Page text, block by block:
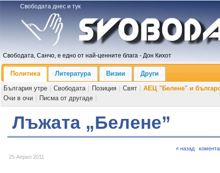
Свободата днес и тук
Свободата, Санчо, е едно от най-ценните блага - Дон Кихот
Политика Литература Визии
Други
България утре
Свободата Позиция Свят
АЕЦ "Белене" и
Очи в очи
Писма от другаде
Лъжата „Белене”
25 Април 2011
« назад